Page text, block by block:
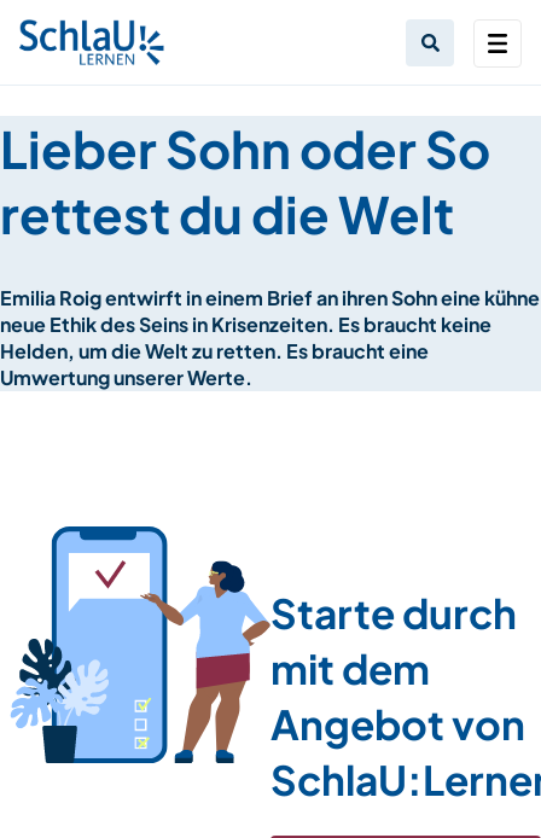
Lieber Sohn oder So
rettest du die Welt
Emilia Roig entwirft in einem Brief an ihren Sohn eine kühne
neue Ethik des Seins in Krisenzeiten. Es braucht keine
Helden, um die Welt zu retten. Es braucht eine
Umwertung unserer Werte.
Starte durch
mit dem
Angebot von